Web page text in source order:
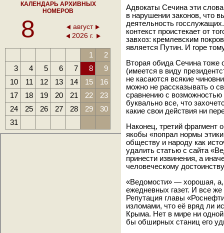
КАЛЕНДАРЬ АРХИВНЫХ
НОМЕРОВ
8
август
2026 г.
1
2
3
4 5 6 7 8
9
10
11 12 13 14 15
16
17
18 19 20 21 22
23
24
25 26 27 28 29
30
31
Адвокаты Сечина эти
в нарушении законов, что
деятельность
контекст проистекает от
завхоз: кремлевским
является Путин. И горе
Вторая обида Сечина тоже
(имеется в виду
не касаются всякие
можно не рассказывать о
сравнению с возможностью
буквально все, что
какие свои действия ни
Наконец, третий фрагмент
якобы «попрал нормы
обществу и народу как
удалить статью с сайта
принести извинения, а
человеческому
«Ведомости» — хорошая,
ежедневных газет. И все
Репутация главы
изломами, что её вряд ли
Крыма. Нет в мире ни одной
бы обширных станиц его